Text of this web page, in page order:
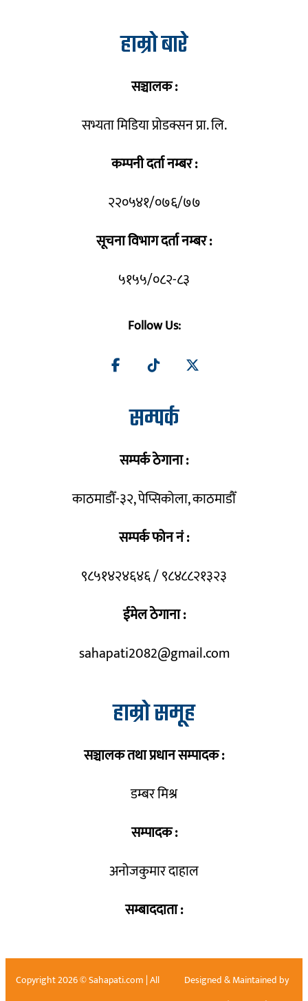
हाम्रो बारे
सञ्चालक :
सभ्यता मिडिया प्रोडक्सन प्रा. लि.
कम्पनी दर्ता नम्बर :
२२०५४१/०७६/७७
सूचना विभाग दर्ता नम्बर :
५१५५/०८२-८३
Follow Us:
सम्पर्क
सम्पर्क ठेगाना :
काठमाडौँ-३२, पेप्सिकोला, काठमाडौँ
सम्पर्क फोन नं :
९८५१४२४६४६ / ९८४८८२१३२३
ईमेल ठेगाना :
sahapati2082@gmail.com
हाम्रो समूह
सञ्चालक तथा प्रधान सम्पादक :
डम्बर मिश्र
सम्पादक :
अनोजकुमार दाहाल
सम्बाददाता :
Copyright 2026 © Sahapati.com | All
Designed & Maintained by